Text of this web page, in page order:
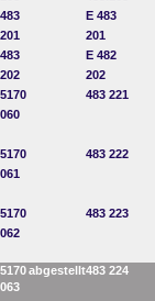
483
201
E 483
201
483
202
E 482
202
5170
060
483 221
5170
061
483 222
5170
062
483 223
5170
063
abgestellt483 224